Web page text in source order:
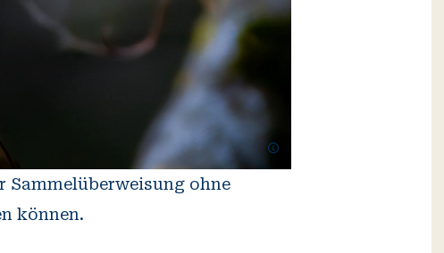
Zusätzliche
Sammelüberweisung ohne
können.